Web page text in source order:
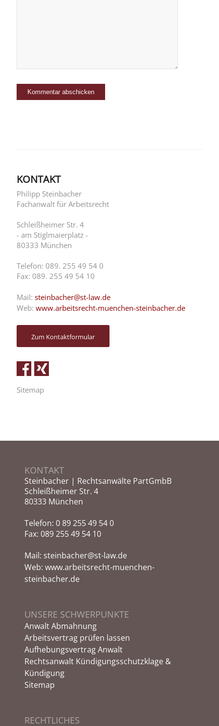
KONTAKT
Philipp Steinbacher
Fachanwalt für Arbeitsrecht
Schleißheimer Str. 4
- am Stiglmaierplatz -
80333 München
Telefon: 089. 255 49 54 0
Fax: 089. 255 49 54 10
Mail: steinbacher@st-law.de
Web: www.arbeitsrecht-muenchen-steinbacher.de
Zum Kontaktformular
Sitemap
KONTAKT
Steinbacher | Rechtsanwälte PartGmbB
Schleißheimer Str. 4
80333 München
Telefon: 0 89 255 49 54 0
Fax: 089 255 49 54 10
Mail: steinbacher@st-law.de
Web: www.arbeitsrecht-muenchen-
steinbacher.de
UNSERE SCHWERPUNKTE
Anwalt Abmahnung
Arbeitsvertrag prüfen lassen
Aufhebungsvertrag Anwalt
Rechtsanwalt Kündigungsschutzklage &
Kündigung
Sitemap
RECHTLICHES